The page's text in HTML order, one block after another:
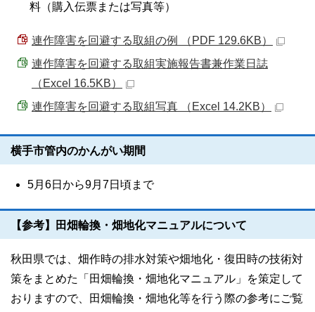
料（購入伝票または写真等）
連作障害を回避する取組の例 （PDF 129.6KB）
連作障害を回避する取組実施報告書兼作業日誌
（Excel 16.5KB）
連作障害を回避する取組写真 （Excel 14.2KB）
横手市管内のかんがい期間
5月6日から9月7日頃まで
【参考】田畑輪換・畑地化マニュアルについて
秋田県では、畑作時の排水対策や畑地化・復田時の技術対
策をまとめた「田畑輪換・畑地化マニュアル」を策定して
おりますので、田畑輪換・畑地化等を行う際の参考にご覧